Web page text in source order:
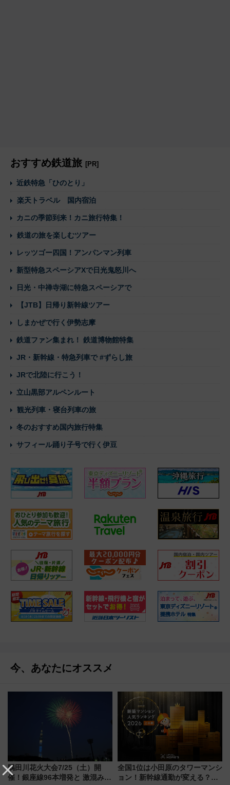
おすすめ鉄道旅 [PR]
近鉄特急「ひのとり」
楽天トラベル 国内宿泊
カニの季節到来！カニ旅行特集！
鉄道の旅を楽しむツアー
レッツゴー四国！アンパンマン列車
新型特急スペーシアXで日光鬼怒川へ
日光・中禅寺湖に特急スペーシアで
【JTB】日帰り新幹線ツアー
しまかぜで行く伊勢志摩
鉄道ファン集まれ！ 鉄道博物館特集
JR・新幹線・特急列車で #ずらし旅
JRで北陸に行こう！
立山黒部アルペンルート
観光列車・寝台列車の旅
冬のおすすめ国内旅行特集
サフィール踊り子号で行く伊豆
今、あなたにオススメ
隅田川花火大会7/25（土）開
催！銀座線96本増発と 激混みの
全国1位は小田原のタワーマンシ
ョン！新幹線通勤が変える？